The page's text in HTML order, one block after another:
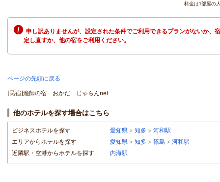
料金は1部屋の
申し訳ありませんが、設定された条件でご利用できるプランがないか、
定し直すか、他の宿をご利用ください。
ページの先頭に戻る
[民宿]漁師の宿 おかだ じゃらんnet
他のホテルを探す場合はこちら
ビジネスホテルを探す 愛知県 > 知多 > 河和駅
エリアからホテルを探す
愛知県 > 知多 > 篠島 > 河和駅
近隣駅・空港からホテルを探す
内海駅